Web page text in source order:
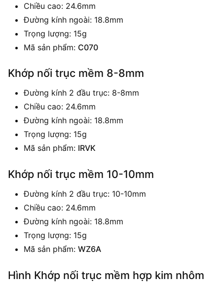
Chiều cao: 24.6mm
Đường kính ngoài: 18.8mm
Trọng lượng: 15g
Mã sản phẩm: C070
Khớp nối trục mềm 8-8mm
Đường kính 2 đầu trục: 8-8mm
Chiều cao: 24.6mm
Đường kính ngoài: 18.8mm
Trọng lượng: 15g
Mã sản phẩm: IRVK
Khớp nối trục mềm 10-10mm
Đường kính 2 đầu trục: 10-10mm
Chiều cao: 24.6mm
Đường kính ngoài: 18.8mm
Trọng lượng: 15g
Mã sản phẩm: WZ6A
Hình Khớp nối trục mềm hợp kim nhôm